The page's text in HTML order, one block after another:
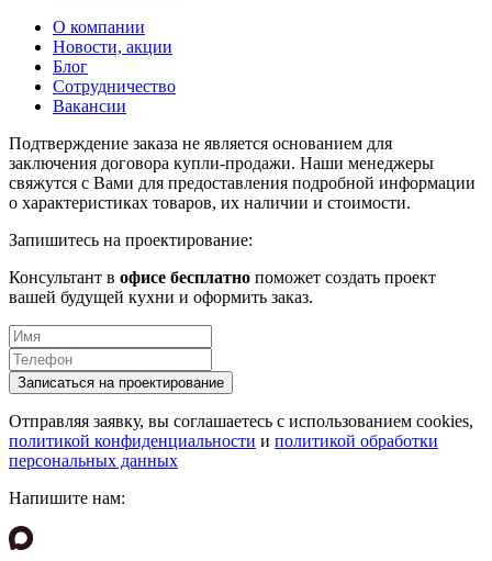
О компании
Новости, акции
Блог
Сотрудничество
Вакансии
Подтверждение заказа не является основанием для
заключения договора купли-продажи. Наши менеджеры
свяжутся с Вами для предоставления подробной информации
о характеристиках товаров, их наличии и стоимости.
Запишитесь на проектирование:
Консультант в офисе бесплатно поможет создать проект
вашей будущей кухни и оформить заказ.
Отправляя заявку, вы соглашаетесь с использованием cookies,
политикой конфиденциальности и политикой обработки
персональных данных
Напишите нам: